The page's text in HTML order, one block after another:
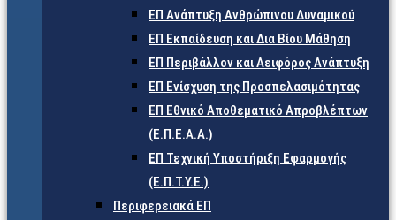
ΕΠ Ανάπτυξη Ανθρώπινου Δυναμικού
ΕΠ Εκπαίδευση και Δια Βίου Μάθηση
ΕΠ Περιβάλλον και Αειφόρος Ανάπτυξη
ΕΠ Ενίσχυση της Προσπελασιμότητας
ΕΠ Εθνικό Αποθεματικό Απροβλέπτων
(Ε.Π.Ε.Α.Α.)
ΕΠ Τεχνική Υποστήριξη Εφαρμογής
(Ε.Π.Τ.Υ.Ε.)
Περιφερειακά ΕΠ